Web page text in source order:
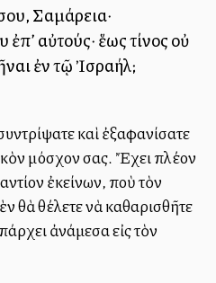
Σαμάρεια·
αὐτούς· ἕως τίνος οὐ
ἐν τῷ Ἰσραήλ;
καὶ ἐξαφανίσατε
μόσχον σας. Ἔχει πλέον
ἐκείνων, ποὺ τὸν
θὰ θέλετε νὰ καθαρισθῆτε
ἀνάμεσα εἰς τὸν